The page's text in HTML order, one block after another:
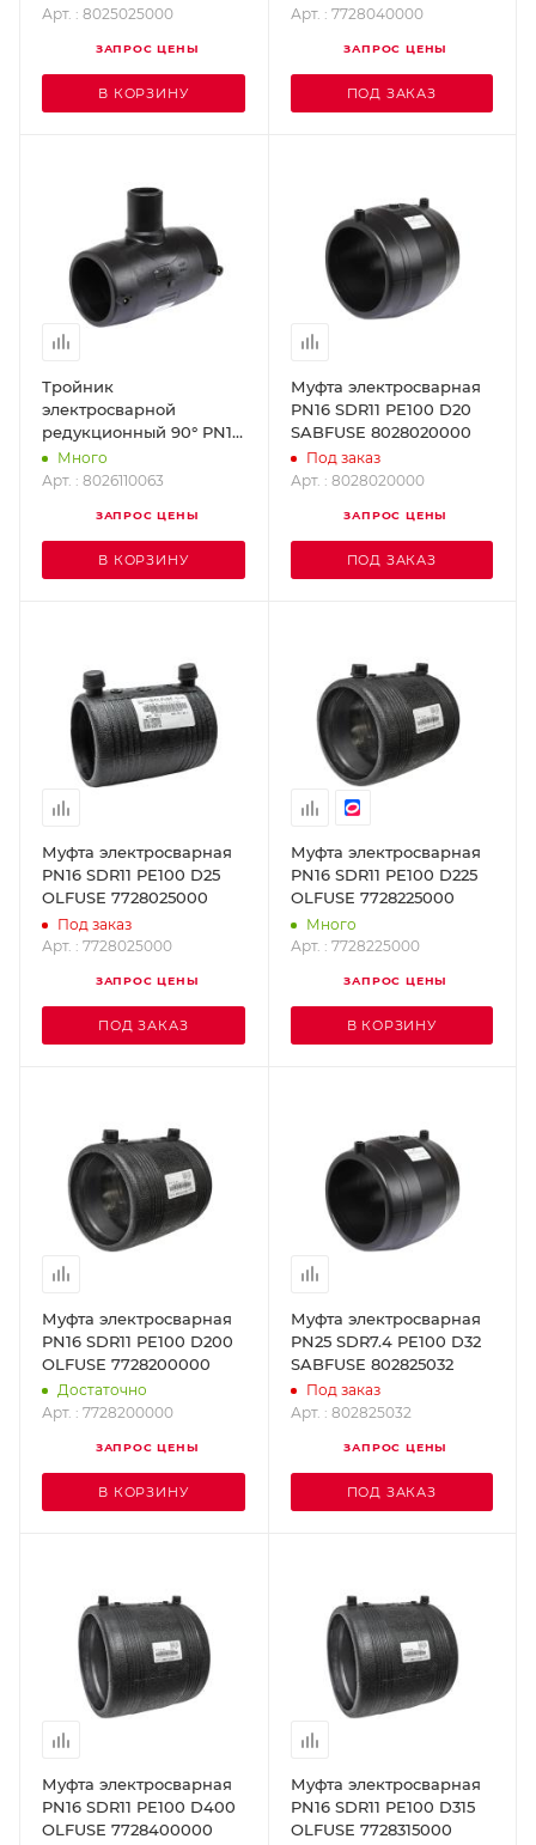
Арт. : 8025025000
ЗАПРОС ЦЕНЫ
В КОРЗИНУ
Арт. : 7728040000
ЗАПРОС ЦЕНЫ
ПОД ЗАКАЗ
Тройник
электросварной
редукционный 90° PN16
SDR11 PE100 D110x63
SABFUSE 8026110063
Много
Арт. : 8026110063
ЗАПРОС ЦЕНЫ
В КОРЗИНУ
Муфта электросварная
PN16 SDR11 PE100 D20
SABFUSE 8028020000
Под заказ
Арт. : 8028020000
ЗАПРОС ЦЕНЫ
ПОД ЗАКАЗ
Муфта электросварная
PN16 SDR11 PE100 D25
OLFUSE 7728025000
Под заказ
Арт. : 7728025000
ЗАПРОС ЦЕНЫ
ПОД ЗАКАЗ
Муфта электросварная
PN16 SDR11 PE100 D225
OLFUSE 7728225000
Много
Арт. : 7728225000
ЗАПРОС ЦЕНЫ
В КОРЗИНУ
Муфта электросварная
PN16 SDR11 PE100 D200
OLFUSE 7728200000
Достаточно
Арт. : 7728200000
ЗАПРОС ЦЕНЫ
В КОРЗИНУ
Муфта электросварная
PN25 SDR7.4 PE100 D32
SABFUSE 802825032
Под заказ
Арт. : 802825032
ЗАПРОС ЦЕНЫ
ПОД ЗАКАЗ
Муфта электросварная
PN16 SDR11 PE100 D400
OLFUSE 7728400000
Муфта электросварная
PN16 SDR11 PE100 D315
OLFUSE 7728315000